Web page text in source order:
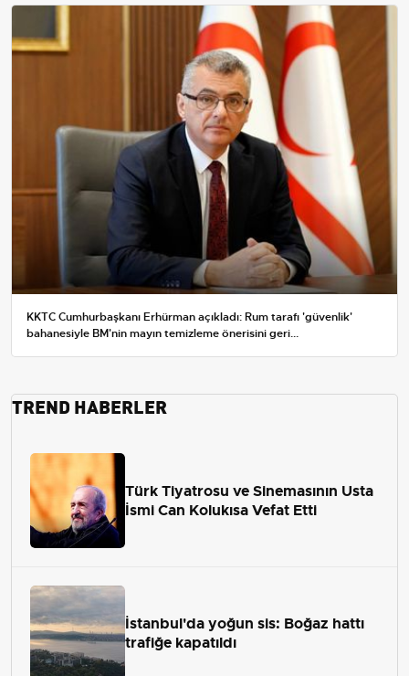
KKTC Cumhurbaşkanı Erhürman açıkladı: Rum tarafı 'güvenlik'
bahanesiyle BM'nin mayın temizleme önerisini geri...
TREND HABERLER
Türk Tiyatrosu ve Sinemasının Usta
İsmi Can Kolukısa Vefat Etti
İstanbul'da yoğun sis: Boğaz hattı
trafiğe kapatıldı